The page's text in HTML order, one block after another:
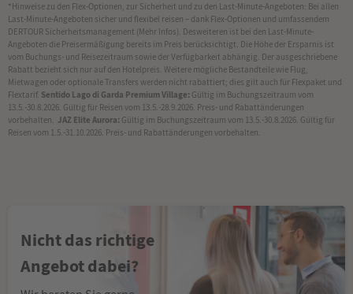
*Hinweise zu den Flex-Optionen, zur Sicherheit und zu den Last-Minute-Angeboten: Bei allen
Last-Minute-Angeboten sicher und flexibel reisen – dank Flex-Optionen und umfassendem
DERTOUR Sicherheitsmanagement (Mehr Infos). Desweiteren ist bei den Last-Minute-
Angeboten die Preisermäßigung bereits im Preis berücksichtigt. Die Höhe der Ersparnis ist
vom Buchungs- und Reisezeitraum sowie der Verfügbarkeit abhängig. Der ausgeschriebene
Rabatt bezieht sich nur auf den Hotelpreis. Weitere mögliche Bestandteile wie Flug,
Mietwagen oder optionale Transfers werden nicht rabattiert; dies gilt auch für Flexpaket und
Flextarif. Sentido Lago di Garda Premium Village: Gültig im Buchungszeitraum vom
13.5.-30.8.2026. Gültig für Reisen vom 13.5.-28.9.2026. Preis- und Rabattänderungen
vorbehalten. JAZ Elite Aurora: Gültig im Buchungszeitraum vom 13.5.-30.8.2026. Gültig für
Reisen vom 1.5.-31.10.2026. Preis- und Rabattänderungen vorbehalten.
Nicht das richtige
Angebot dabei?